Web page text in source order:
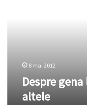
8 mai 2012
Despre
altele